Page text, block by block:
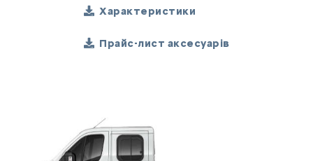
Характеристики
Прайс-лист аксесуарів